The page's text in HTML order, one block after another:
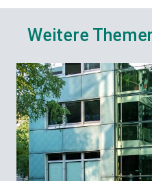
Weitere